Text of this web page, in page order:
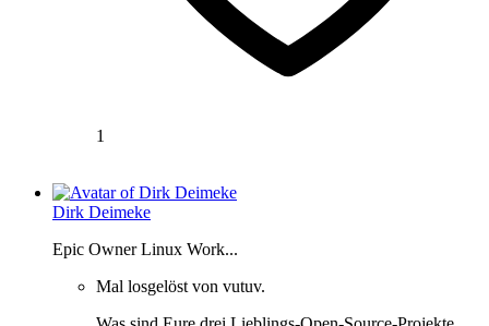
1
Dirk Deimeke
Epic Owner Linux Work...
Mal losgelöst von vutuv.